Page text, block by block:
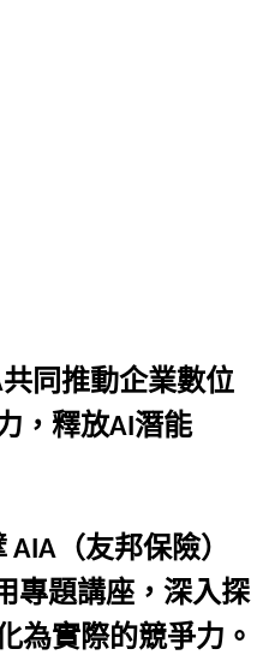
共同推動企業數位
，釋放AI潛能
AIA（友邦保險）
專題講座，深入探
為實際的競爭力。